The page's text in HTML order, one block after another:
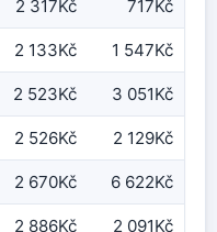
2 317Kč 717Kč
2 133Kč 1 547Kč
2 523Kč 3 051Kč
2 526Kč 2 129Kč
2 670Kč 6 622Kč
2 886Kč 2 091Kč